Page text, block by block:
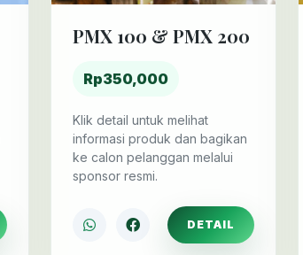
PMX 100 & PMX 200
Rp350,000
Klik detail untuk melihat
informasi produk dan bagikan
ke calon pelanggan melalui
sponsor resmi.
DETAIL